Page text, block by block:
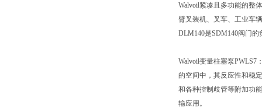
Walvoil紧凑且多功能的整
臂叉装机、叉车、工业车
DLM140是SDM140阀门
Walvoil变量柱塞泵PWLS7
的空间中，其反应性和稳
和各种控制歧管等附加功
输应用。